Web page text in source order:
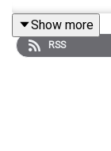
🎁 Bonus : si
Show more
RSS